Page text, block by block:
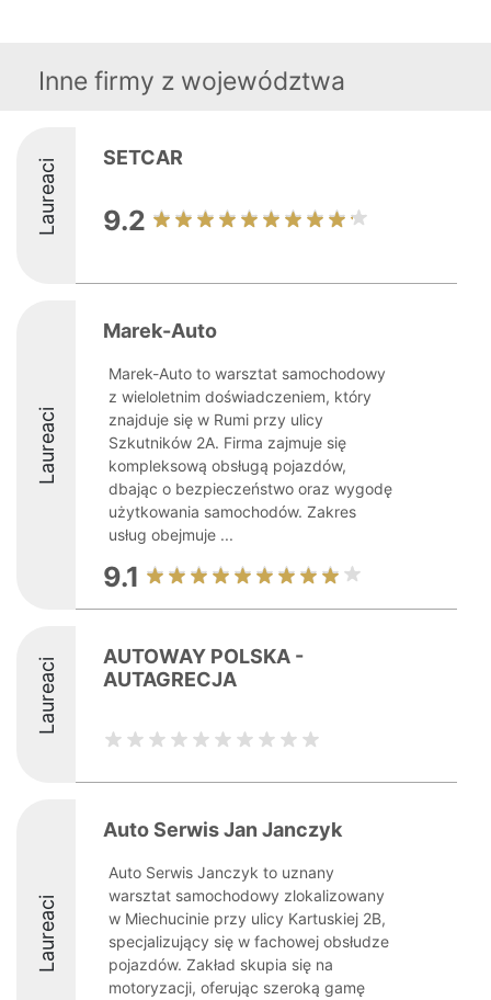
Inne firmy z województwa
Laureaci SETCAR
9.2
Laureaci
Marek-Auto
Marek-Auto to warsztat samochodowy
z wieloletnim doświadczeniem, który
znajduje się w Rumi przy ulicy
Szkutników 2A. Firma zajmuje się
kompleksową obsługą pojazdów,
dbając o bezpieczeństwo oraz wygodę
użytkowania samochodów. Zakres
usług obejmuje ...
9.1
Laureaci
AUTOWAY POLSKA -
AUTAGRECJA
Laureaci
Auto Serwis Jan Janczyk
Auto Serwis Janczyk to uznany
warsztat samochodowy zlokalizowany
w Miechucinie przy ulicy Kartuskiej 2B,
specjalizujący się w fachowej obsłudze
pojazdów. Zakład skupia się na
motoryzacji, oferując szeroką gamę